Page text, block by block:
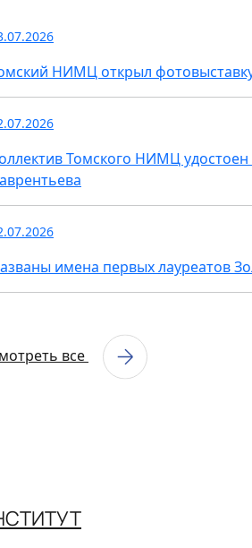
НИМЦ открыл
Томского НИМЦ
имена первых лауреатов
все